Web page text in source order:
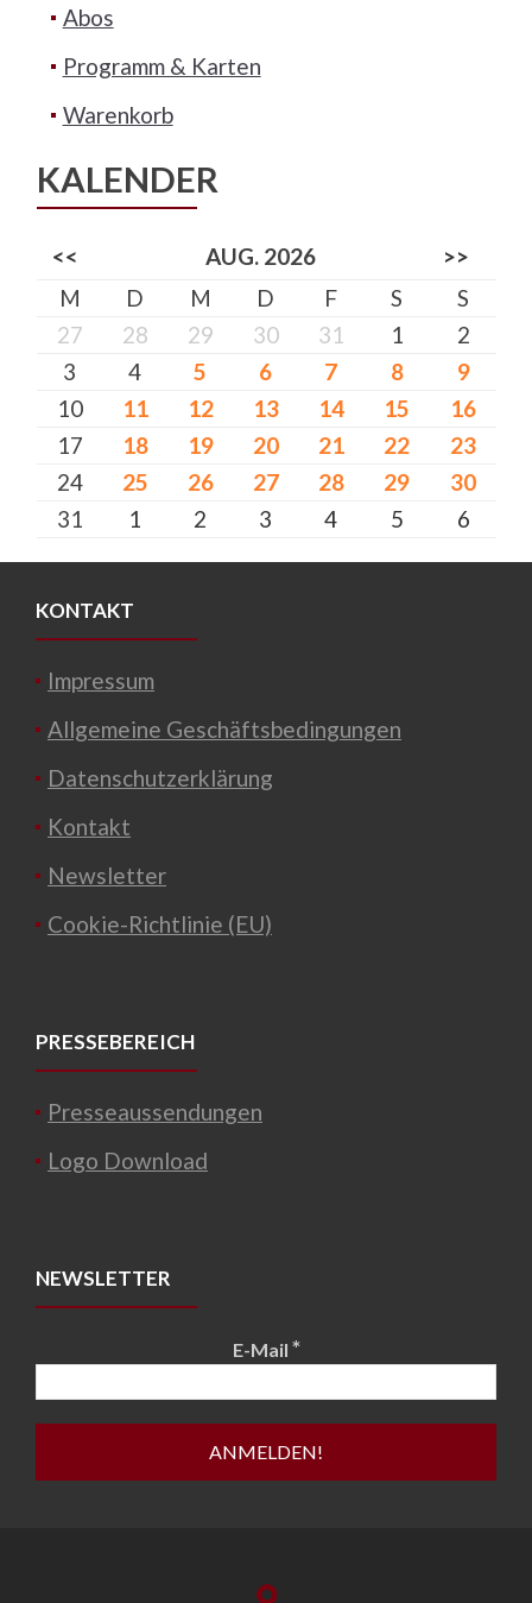
Abos
Programm & Karten
Warenkorb
KALENDER
<< AUG. 2026
>>
M
D M D F S
S
27
28 29 30 31 1
2
3
4 5 6 7 8
9
10
11 12 13 14 15
16
17
18 19 20 21 22
23
24
25 26 27 28 29
30
31
1 2 3 4 5 6
KONTAKT
Impressum
Allgemeine Geschäftsbedingungen
Datenschutzerklärung
Kontakt
Newsletter
Cookie-Richtlinie (EU)
PRESSEBEREICH
Presseaussendungen
Logo Download
NEWSLETTER
E-Mail *